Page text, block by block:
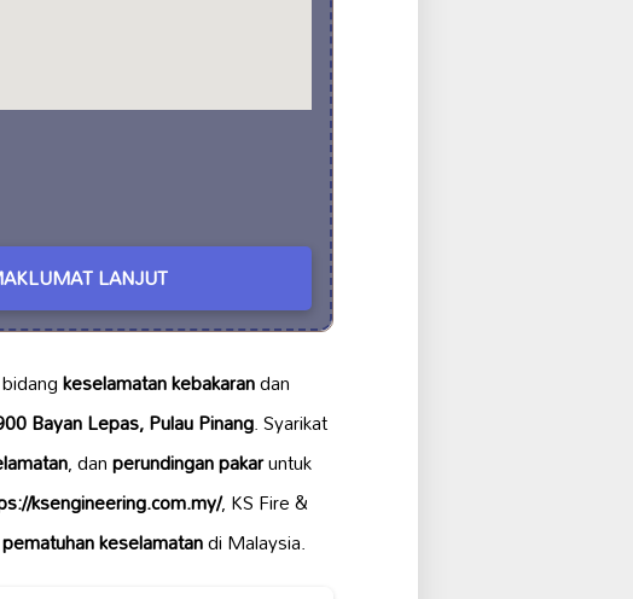
LANJUT
keselamatan kebakarandan
Bayan Lepas, Pulau Pinang. Syarikat
, danperundingan pakaruntuk
ksengineering.com.my/, KS Fire &
pematuhan keselamatandi Malaysia.